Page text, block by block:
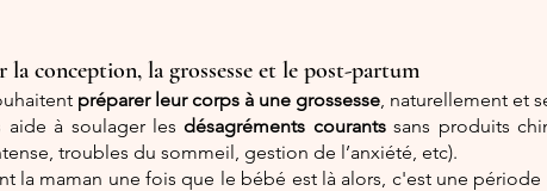
conception, la grossesse et le post-partum
préparer leur corps à une grossesse , naturellement et
aide à soulager lesdésagréments courantssans produits
troubles du sommeil, gestion de l’anxiété, etc).
la maman une fois que le bébé est là alors, c'est une